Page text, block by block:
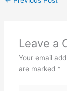
Leave a
Your email
are marked *